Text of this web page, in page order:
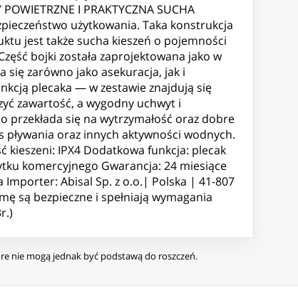
I PRAKTYCZNA SUCHA
użytkowania. Taka konstrukcja
jest także sucha kieszeń o pojemności
bojki została zaprojektowana jako w
się zarówno jako asekuracja, jak i
plecaka — w zestawie znajdują się
zawartość, a wygodny uchwyt i
przekłada się na wytrzymałość oraz dobre
oraz innych aktywności wodnych.
IPX4 Dodatkowa funkcja: plecak
komercyjnego Gwarancja: 24 miesiące
Abisal Sp. z o.o.| Polska | 41-807
są bezpieczne i spełniają wymagania
nie mogą jednak być podstawą do roszczeń.